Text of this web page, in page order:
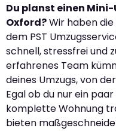
Du planst einen
Oxford?Wir haben
dem PST
schnell, stressfrei und
erfahrenes Team
deines Umzugs, von
Egal ob du nur ein
komplette Wohnung
bieten